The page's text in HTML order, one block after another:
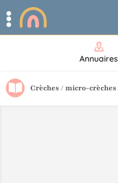
Annuaires
Crèches / micro-crèches